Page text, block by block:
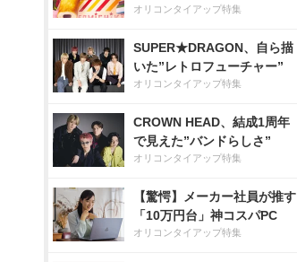
オリコンタイアップ特集
SUPER★DRAGON、自ら描
いた”レトロフューチャー”
オリコンタイアップ特集
CROWN HEAD、結成1周年
で見えた”バンドらしさ”
オリコンタイアップ特集
【驚愕】メーカー社員が推す
「10万円台」神コスパPC
オリコンタイアップ特集